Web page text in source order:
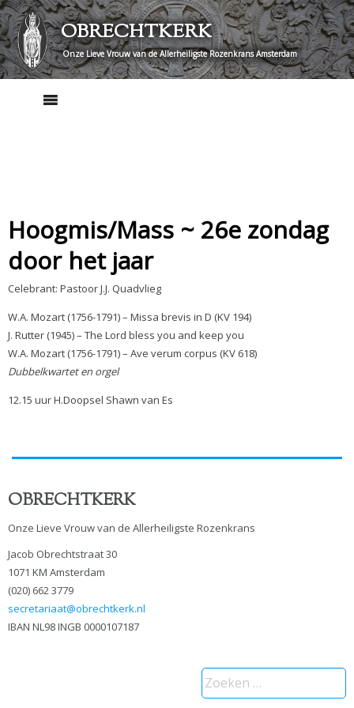
Skip
to
content
OBRECHTKERK
Onze Lieve Vrouw van de Allerheiligste Rozenkrans Amsterdam
Hoogmis/Mass ~ 26e zondag
door het jaar
Celebrant: Pastoor J.J. Quadvlieg
W.A. Mozart (1756-1791) – Missa brevis in D (KV 194)
J. Rutter (1945) – The Lord bless you and keep you
W.A. Mozart (1756-1791) – Ave verum corpus (KV 618)
Dubbelkwarteten orgel
12.15 uur H.Doopsel Shawn van Es
OBRECHTKERK
Onze Lieve Vrouw van de Allerheiligste Rozenkrans
Jacob Obrechtstraat 30
1071 KM Amsterdam
(020) 662 3779
secretariaat@obrechtkerk.nl
IBAN NL98 INGB 0000107187
Zoeken
naar: